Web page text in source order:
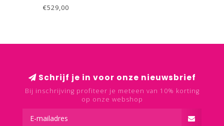
€529,00
Schrijf je in voor onze nieuwsbrief
Bij inschrijving profiteer je meteen van 10% korting
op onze webshop